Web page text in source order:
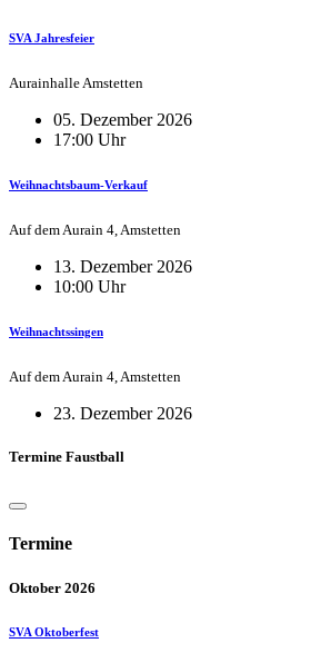
SVA Jahresfeier
Aurainhalle Amstetten
05. Dezember 2026
17:00 Uhr
Weihnachtsbaum-Verkauf
Auf dem Aurain 4, Amstetten
13. Dezember 2026
10:00 Uhr
Weihnachtssingen
Auf dem Aurain 4, Amstetten
23. Dezember 2026
Termine Faustball
Termine
Oktober 2026
SVA Oktoberfest